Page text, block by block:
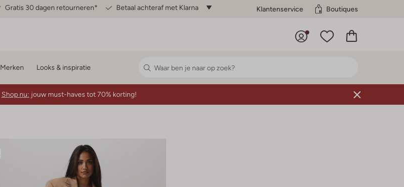
Gratis 30 dagen retourneren* Betaal achteraf met Klarna Klantenservice Boutiques
Merken Looks & inspiratie
Shop nu: jouw must-haves tot 70% korting!